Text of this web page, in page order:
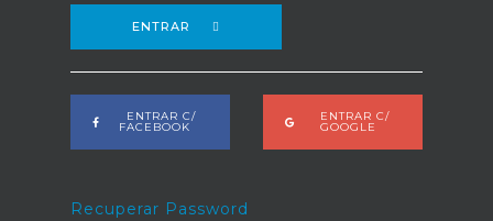
ENTRAR
ENTRAR C/
FACEBOOK
ENTRAR C/
GOOGLE
Recuperar Password